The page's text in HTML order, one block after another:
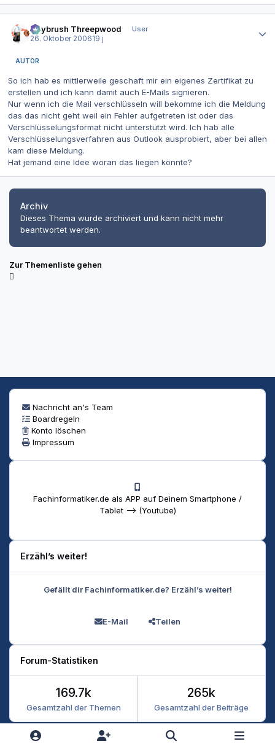
Guybrush Threepwood
User
26. Oktober 200619 j
AUTOR
So ich hab es mittlerweile geschaft mir ein eigenes Zertifikat zu
erstellen und ich kann damit auch E-Mails signieren.
Nur wenn ich die Mail verschlüsseln will bekomme ich die Meldung
das das nicht geht weil ein Fehler aufgetreten ist oder das
Verschlüsselungsformat nicht unterstützt wird. Ich hab alle
Verschlüsselungsverfahren aus Outlook ausprobiert, aber bei allen
kam diese Meldung.
Hat jemand eine Idee woran das liegen könnte?
Archiv
Dieses Thema wurde archiviert und kann nicht mehr
beantwortet werden.
Zur Themenliste gehen
Nachricht an's Team
Boardregeln
Konto löschen
Impressum
Fachinformatiker.de als APP auf Deinem Smartphone /
Tablet --> (Youtube)
Erzähl’s weiter!
Gefällt dir Fachinformatiker.de? Erzähl’s weiter!
E-Mail Teilen
Forum-Statistiken
Gesamtzahl der Themen
169.7k
Gesamtzahl der Beiträge
265k